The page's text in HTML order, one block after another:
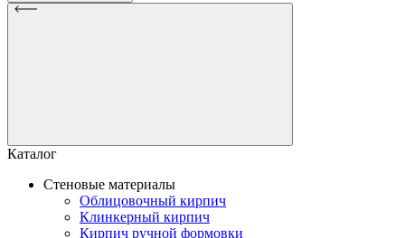
Каталог
Стеновые материалы
Облицовочный кирпич
Клинкерный кирпич
Кирпич ручной формовки